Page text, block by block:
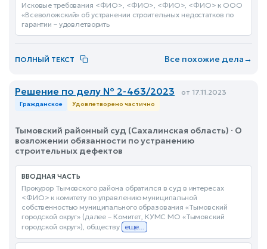
Исковые требования <ФИО>, <ФИО>, <ФИО>, <ФИО> к ООО
«Всеволожский» об устранении строительных недостатков по
гарантии – удовлетворить
ПОЛНЫЙ ТЕКСТ Все похожие дела→
Решение по делу № 2-463/2023 от 17.11.2023
Гражданское Удовлетворено частично
Тымовский районный суд (Сахалинская область) · О
возложении обязанности по устранению
строительных дефектов
ВВОДНАЯ ЧАСТЬ
Прокурор Тымовского района обратился в суд в интересах
<ФИО> к комитету по управлению муниципальной
собственностью муниципального образования «Тымовский
городской округ» (далее – Комитет, КУМС МО «Тымовский
городской округ»), обществу еще...